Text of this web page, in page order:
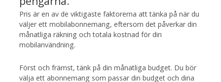
Pris är en av de viktigaste faktorerna att tänka på när du
väljer ett mobilabonnemang, eftersom det påverkar din
månatliga räkning och totala kostnad för din
mobilanvändning.
Först och främst, tänk på din månatliga budget. Du bör
välja ett abonnemang som passar din budget och dina